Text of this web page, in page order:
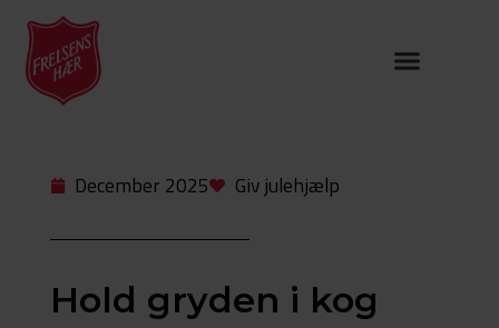
December 2025 Giv julehjælp
Hold gryden i kog